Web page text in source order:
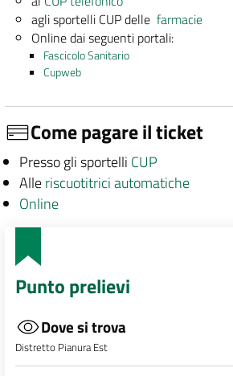
agli sportelli CUP dellefarmacie
Online dai seguenti portali:
Fascicolo Sanitario
Cupweb
Come pagare il ticket
Presso gli sportelli CUP
Alleriscuotitrici automatiche
Online
Punto prelievi
Dove si trova
Distretto Pianura Est